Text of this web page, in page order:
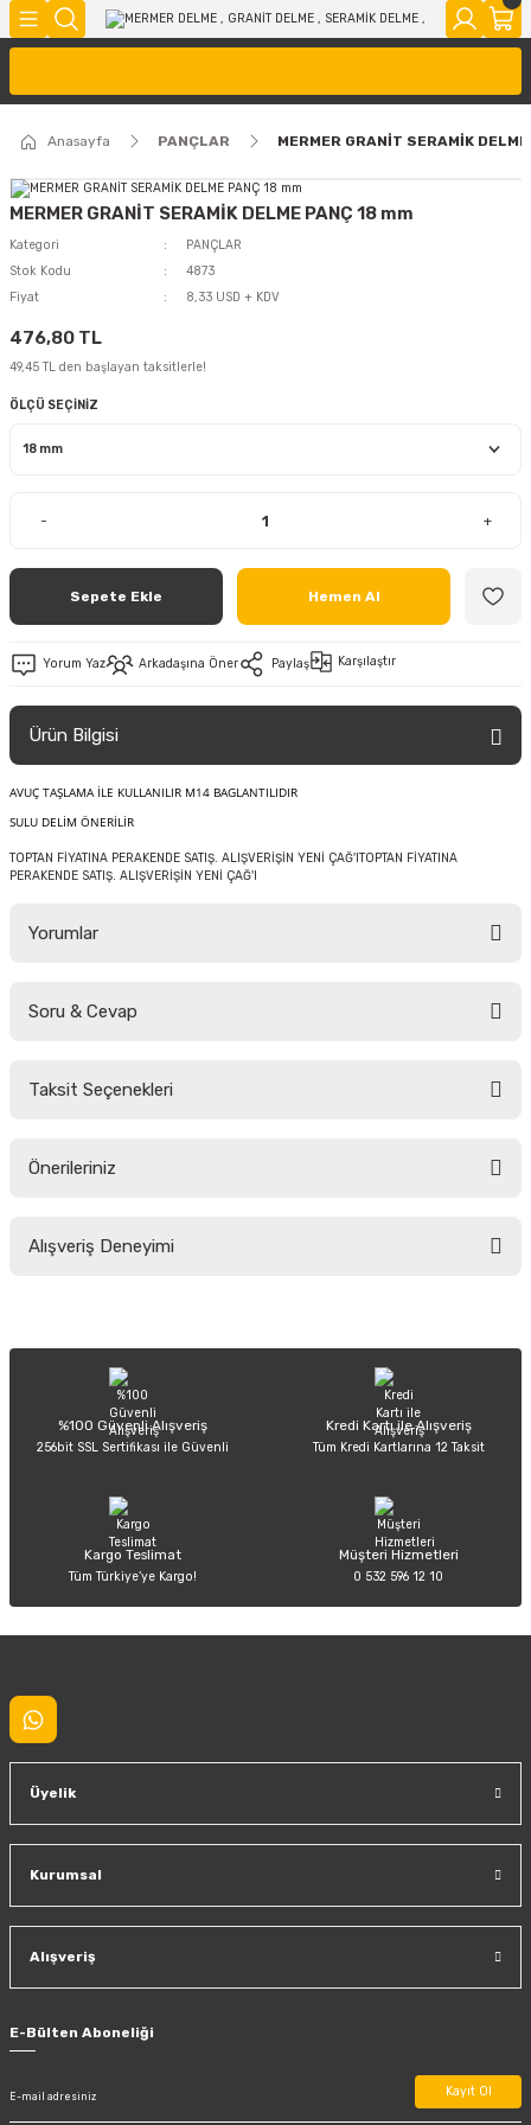
Anasayfa PANÇLAR MERMER GRANİT SERAMİK
MERMER GRANİT SERAMİK DELME PANÇ 18 mm
Kategori
PANÇLAR
Stok Kodu
4873
Fiyat
8,33 USD + KDV
476,80 TL
49,45 TL den başlayan taksitlerle!
ÖLÇÜ SEÇİNİZ
- +
Sepete Ekle Hemen Al
Yorum Yaz Arkadaşına Öner Paylaş Karşılaştır
Ürün Bilgisi
AVUÇ TAŞLAMA İLE KULLANILIR M14 BAGLANTILIDIR
SULU DELİM ÖNERİLİR
TOPTAN FİYATINA PERAKENDE SATIŞ. ALIŞVERİŞİN YENİ ÇAĞ'ITOPTAN FİYATINA
PERAKENDE SATIŞ. ALIŞVERİŞİN YENİ ÇAĞ'I
Yorumlar
Soru & Cevap
Taksit Seçenekleri
Önerileriniz
yetersiz gördüğünüz noktaları öneri formunu kullanarak tarafımıza
Ürün açıklamasında eksik bilgiler bulunuyor.
Ürün bilgilerinde hatalar bulunuyor.
Ürün fiyatı diğer sitelerden daha pahalı.
Alışveriş Deneyimi
Sitemize ilk yorumu siz yapın!
%100 Güvenli Alışveriş
256bit SSL Sertifikası ile Güvenli
Kredi Kartı ile Alışveriş
Tüm Kredi Kartlarına 12 Taksit
Kargo Teslimat
Tüm Türkiye’ye Kargo!
Müşteri Hizmetleri
0 532 596 12 10
Üyelik
Kurumsal
Alışveriş
E-Bülten Aboneliği
Kayıt Ol